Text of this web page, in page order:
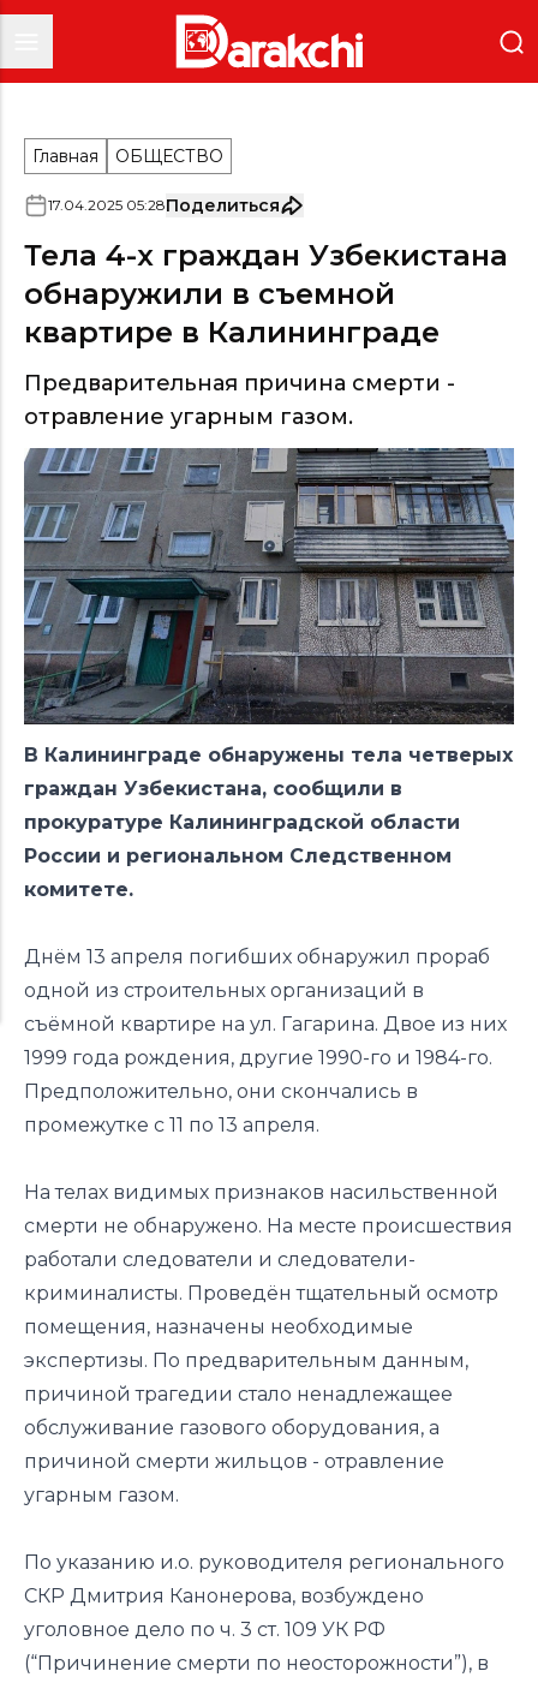
Главная ОБЩЕСТВО
17.04.2025 05:28Поделиться
Тела 4-х граждан Узбекистана
обнаружили в съемной
квартире в Калининграде
Предварительная причина смерти -
отравление угарным газом.
В Калининграде обнаружены тела четверых
граждан Узбекистана, сообщили в
прокуратуре Калининградской области
России и региональном Следственном
комитете.
Днём 13 апреля погибших обнаружил прораб
одной из строительных организаций в
съёмной квартире на ул. Гагарина. Двое из них
1999 года рождения, другие 1990-го и 1984-го.
Предположительно, они скончались в
промежутке с 11 по 13 апреля.
На телах видимых признаков насильственной
смерти не обнаружено. На месте происшествия
работали следователи и следователи-
криминалисты. Проведён тщательный осмотр
помещения, назначены необходимые
экспертизы. По предварительным данным,
причиной трагедии стало ненадлежащее
обслуживание газового оборудования, а
причиной смерти жильцов - отравление
угарным газом.
По указанию и.о. руководителя регионального
СКР Дмитрия Канонерова, возбуждено
уголовное дело по ч. 3 ст. 109 УК РФ
(“Причинение смерти по неосторожности”), в